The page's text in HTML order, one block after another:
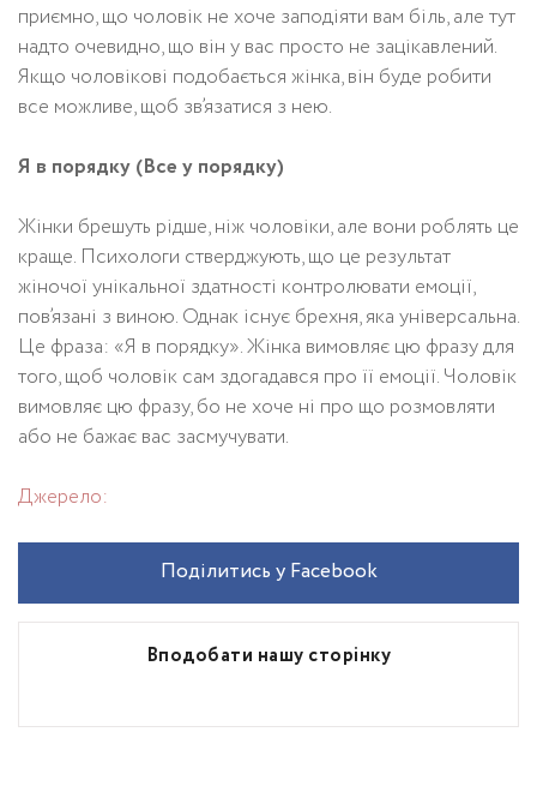
приємно, що чоловік не хоче заподіяти вам біль, але тут
надто очевидно, що він у вас просто не зацікавлений.
Якщо чоловікові подобається жінка, він буде робити
все можливе, щоб зв’язатися з нею.
Я в порядку (Все у порядку)
Жінки брешуть рідше, ніж чоловіки, але вони роблять це
краще. Психологи стверджують, що це результат
жіночої унікальної здатності контролювати емоції,
пов’язані з виною. Однак існує брехня, яка універсальна.
Це фраза: «Я в порядку». Жінка вимовляє цю фразу для
того, щоб чоловік сам здогадався про її емоції. Чоловік
вимовляє цю фразу, бо не хоче ні про що розмовляти
або не бажає вас засмучувати.
Джерело:
Вподобати нашу сторінку
Поділитись у Facebook